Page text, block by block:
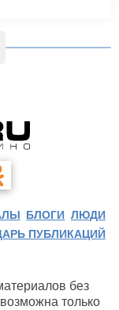
БЛОГИ ЛЮДИ
ПУБЛИКАЦИЙ
без
только